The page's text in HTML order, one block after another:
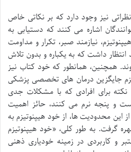
نظراتی نیز وجود دارد که بر نکاتی خاص
اشاره می کنند که دستیابی به
نیازمند صبر، تکرار و مداومت
داشت که به یکباره و بدون تلاش
همچنین، همانطور که خود کتاب نیز
جایگزین درمان های تخصصی پزشکی
برای افرادی که با مشکلات جدی
و پنجه نرم می کنند، حائز اهمیت
این محدودیت ها، از خود هیپنوتیزم به
گرفت. به طور کلی، «خود هیپنوتیزم
و کاربردی در زمینه خودیاری ذهنی